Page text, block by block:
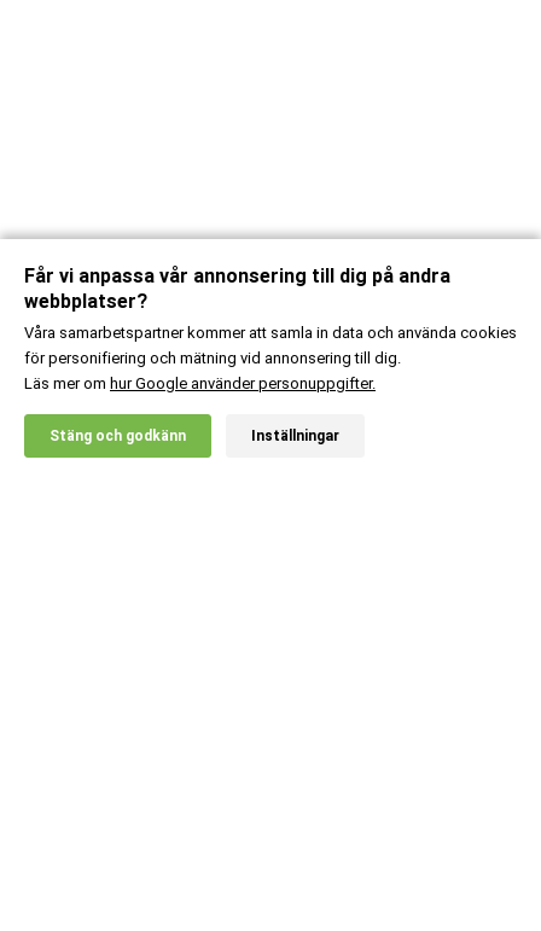
20% RABATT!
X
Får vi anpassa vår annonsering till dig på andra
webbplatser?
Våra samarbetspartner kommer att samla in data och använda cookies
för personifiering och mätning vid annonsering till dig.
Läs mer om hur Google använder personuppgifter.
Stäng och godkänn Inställningar